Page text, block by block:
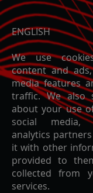
ENGLISH
We use
content and
media features
traffic. We also
about your use
social media,
analytics
it with other
provided to
collected from
services.